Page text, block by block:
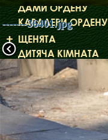
-------36401.jpg
ДАМИ ОРДЕНУ
КАВАЛЕРИ ОРДЕНУ
ЩЕНЯТА
ДИТЯЧА КІМНАТА
БІБЛІОТЕКА
МІФИ
ФАКТИ
БЛОГ
ГАЛЕРЕЇ